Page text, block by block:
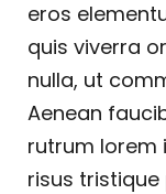
eros
quis viverra
nulla, ut
Aenean
rutrum lorem
risus tristique